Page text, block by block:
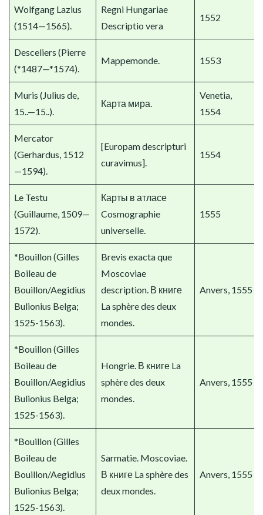
Wolfgang Lazius
(1514—1565).
Regni Hungariae
Descriptio vera
1552
Desceliers (Pierre
(*1487—*1574).
Mappemonde. 1553
Muris (Julius de,
15..—15..).
Карта мира.
Venetia,
1554
Mercator
(Gerhardus, 1512
—1594).
[Europam descripturi
curavimus].
1554
Le Testu
(Guillaume, 1509—
1572).
Карты в атласе
Cosmographie
universelle.
1555
*Bouillon (Gilles
Boileau de
Bouillon/Aegidius
Bulionius Belga;
1525-1563).
Brevis exacta que
Moscoviae
description. В книге
La sphère des deux
mondes.
Anvers, 1555
*Bouillon (Gilles
Boileau de
Bouillon/Aegidius
Bulionius Belga;
1525-1563).
Hongrie. В книге La
sphère des deux
mondes.
Anvers, 1555
*Bouillon (Gilles
Boileau de
Bouillon/Aegidius
Bulionius Belga;
1525-1563).
Sarmatie. Moscoviae.
В книге La sphère des
deux mondes.
Anvers, 1555